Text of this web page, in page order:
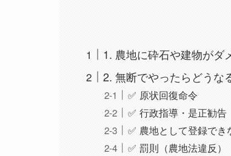
1. 農地に砕石や建物がダ
2. 無断でやったらどうな
✅ 原状回復命令
✅ 行政指導・是正勧告
✅ 農地として登録で
✅ 罰則（農地法違反）